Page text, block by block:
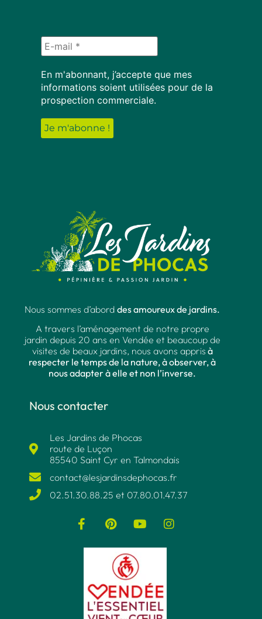
En m'abonnant, j’accepte que mes
informations soient utilisées pour de la
prospection commerciale.
Nous sommes d’abord des amoureux de jardins.
A travers l’aménagement de notre propre
jardin depuis 20 ans en Vendée et beaucoup de
visites de beaux jardins, nous avons appris à
respecter le temps de la nature, à observer, à
nous adapter à elle et non l’inverse.
Nous contacter
Les Jardins de Phocas
route de Luçon
85540 Saint Cyr en Talmondais
contact@lesjardinsdephocas.fr​
02.51.30.88.25 et 07.80.01.47.37​